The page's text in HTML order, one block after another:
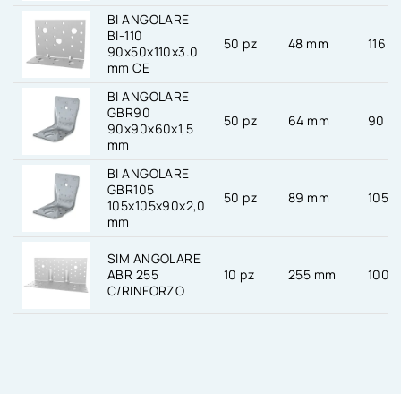
BI ANGOLARE
BI-110
90x50x110x3.0
mm CE
50 pz 48 mm 116
BI ANGOLARE
GBR90
90x90x60x1,5
mm
50 pz 64 mm 90
BI ANGOLARE
GBR105
105x105x90x2,0
mm
50 pz 89 mm 105
SIM ANGOLARE
ABR 255
C/RINFORZO
10 pz 255 mm 100